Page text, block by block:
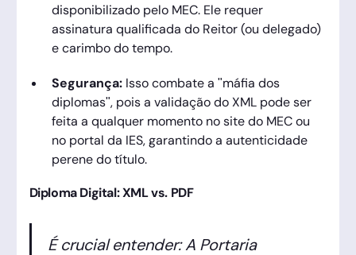
disponibilizado pelo MEC. Ele requer
assinatura qualificada do Reitor (ou delegado)
e carimbo do tempo.
Segurança: Isso combate a "máfia dos
diplomas", pois a validação do XML pode ser
feita a qualquer momento no site do MEC ou
no portal da IES, garantindo a autenticidade
perene do título.
Diploma Digital: XML vs. PDF
É crucial entender: A Portaria